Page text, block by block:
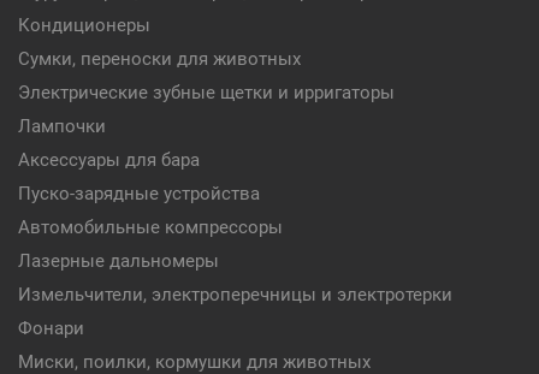
Кондиционеры
Сумки, переноски для животных
Электрические зубные щетки и ирригаторы
Лампочки
Аксессуары для бара
Пуско-зарядные устройства
Автомобильные компрессоры
Лазерные дальномеры
Измельчители, электроперечницы и электротерки
Фонари
Миски, поилки, кормушки для животных